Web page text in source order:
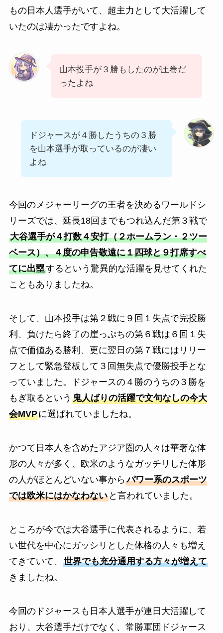
もの日本人選手がいて、超主力として大活躍して
いたのは凄かったですよね。
山本投手が３勝もしたのが圧巻だ
ったよね
ドジャースが４勝したうちの３勝
を山本選手が取っているのが凄い
よね
今回のメジャーリーグの王者を決めるワールドシ
リーズでは、延長18回までもつれ込んだ第３戦で
大谷選手が４打数４安打（２ホームラン・２ツー
ベース）、４度の申告敬遠に１四球と９打席すべ
てに出塁するという驚異的な活躍を見せてくれた
こともありましたね。
そして、山本投手は第２戦に９回１失点で完投勝
利、負けたら終了の崖っぷちの第６戦は６回１失
点で価値ある勝利、更に翌日の第７戦にはリリー
フとして緊急登板して３回無失点で優勝投手とな
っていました。ドジャースの４勝のうちの３勝を
もぎ取るという 鬼人ばりの活躍で文句なしの今大
会MVPに選ばれていましたね。
かつて日本人を含めたアジア圏の人々は華奢な体
形の人々が多く、欧米のようなガッチリした体形
の人がほとんどいない事からパワー系のスポーツ
では欧米にはかなわないと言われていました。
ところが今では大谷選手に代表されるように、若
い世代を中心にガッシリとした体格の人々も増え
てきていて、 世界でも充分通用する方々が増えて
きましたね。
今回のドジャースも日本人選手が連日大活躍して
おり、大谷選手だけでなく、常勝軍団ドジャース